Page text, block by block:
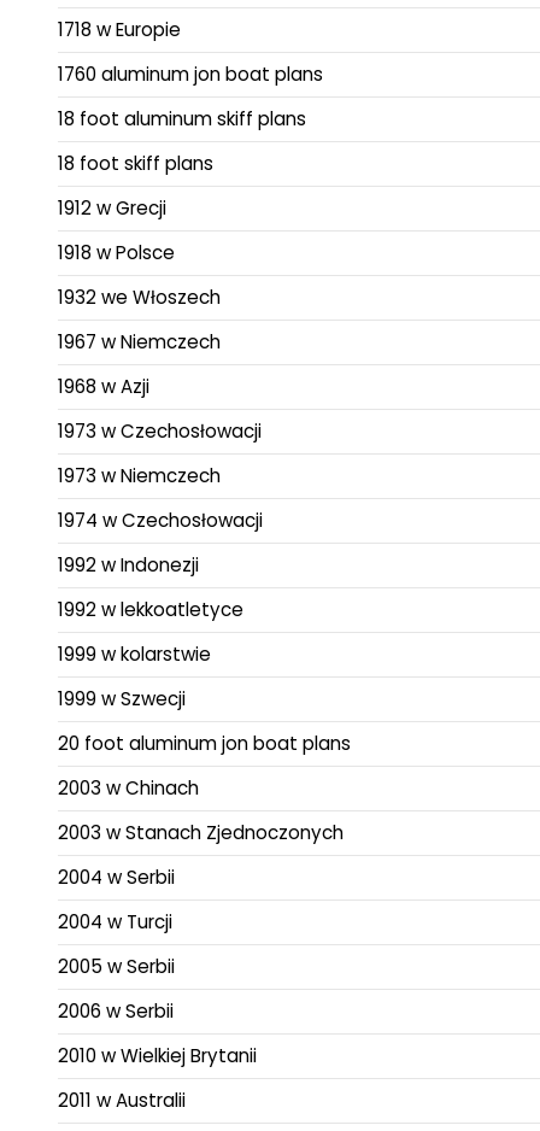
1718 w Europie
1760 aluminum jon boat plans
18 foot aluminum skiff plans
18 foot skiff plans
1912 w Grecji
1918 w Polsce
1932 we Włoszech
1967 w Niemczech
1968 w Azji
1973 w Czechosłowacji
1973 w Niemczech
1974 w Czechosłowacji
1992 w Indonezji
1992 w lekkoatletyce
1999 w kolarstwie
1999 w Szwecji
20 foot aluminum jon boat plans
2003 w Chinach
2003 w Stanach Zjednoczonych
2004 w Serbii
2004 w Turcji
2005 w Serbii
2006 w Serbii
2010 w Wielkiej Brytanii
2011 w Australii